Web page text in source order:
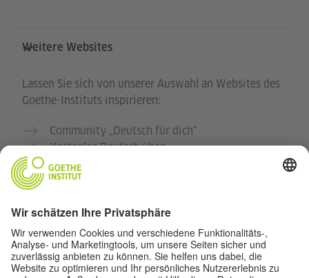
Weitere Websites
Lassen Sie sich von unserer Auswahl an Websites des
Goethe-Instituts inspirieren:
Community „Deutsch für dich“
Kostenlos Deutsch üben
Deutschkurse des Goethe-Instituts
Lehrkräfteportal „Deutschstunde“
Datenschutz und Barrierefreiheit